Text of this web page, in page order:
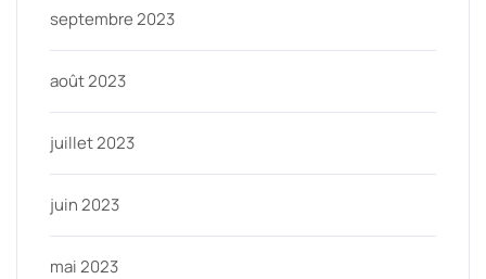
septembre 2023
août 2023
juillet 2023
juin 2023
mai 2023